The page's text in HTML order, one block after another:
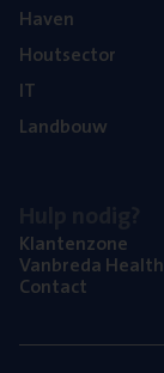
Haven
Hout­sec­tor
IT
Land­bouw
Klan­ten­zo­ne
Van­b­re­da Health
Con­tact